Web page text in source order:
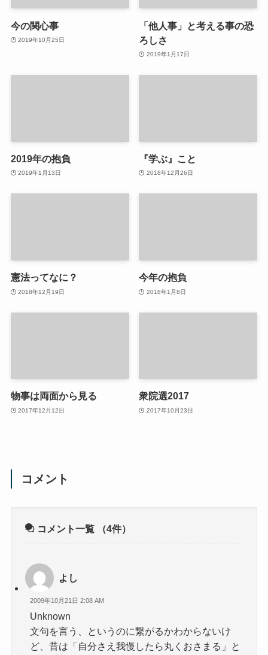
今の関心事
2019年10月25日
「他人事」と考える事の恐
ろしさ
2019年1月17日
2019年の抱負
2019年1月13日
『学ぶ』こと
2018年12月26日
憲法ってなに？
2018年12月19日
今年の抱負
2018年1月8日
物事は両面から見る
2017年12月12日
衆院選2017
2017年10月23日
コメント
コメント一覧 （4件）
よし
2009年10月21日 2:08 AM
Unknown
文句を言う、というのに繋がるかわからないけ
ど、昔は「自分さえ我慢したら丸くおさまる」と